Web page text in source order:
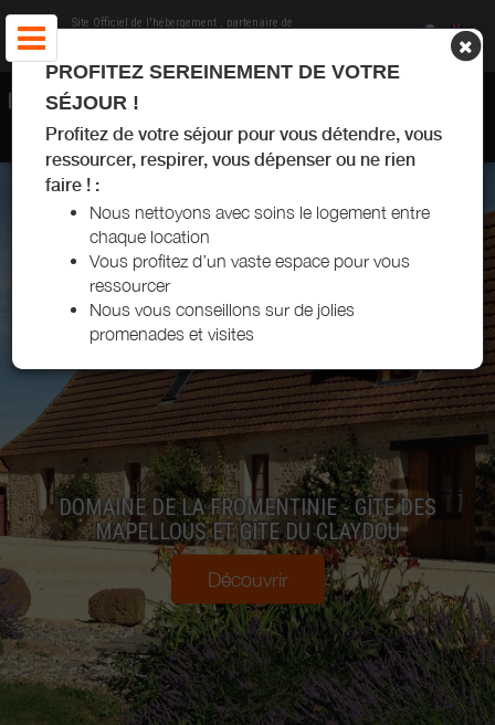
Site Officiel de l'hébergement , partenaire de
GÎTES DU DOMAINE DE LA FROMENTINIE - ROUFFIGNAC-SAINT-
CERNIN-DE-REILHAC - DORDOGNE
PROFITEZ SEREINEMENT DE VOTRE
SÉJOUR !
Profitez de votre séjour pour vous détendre, vous
ressourcer, respirer, vous dépenser ou ne rien
faire ! :
Nous nettoyons avec soins le logement entre
chaque location
Vous profitez d’un vaste espace pour vous
ressourcer
Nous vous conseillons sur de jolies
promenades et visites
DOMAINE DE LA FROMENTINIE - GÎTE DES
MAPELLOUS ET GÎTE DU CLAYDOU
Découvrir